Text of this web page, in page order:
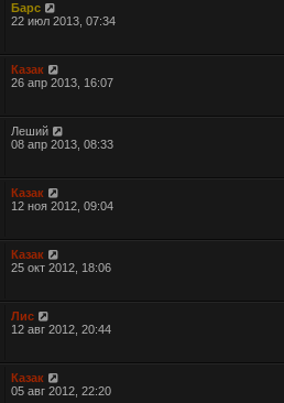
Барс
22 июл 2013, 07:34
Казак
26 апр 2013, 16:07
Леший
08 апр 2013, 08:33
Казак
12 ноя 2012, 09:04
Казак
25 окт 2012, 18:06
Лис
12 авг 2012, 20:44
Казак
05 авг 2012, 22:20